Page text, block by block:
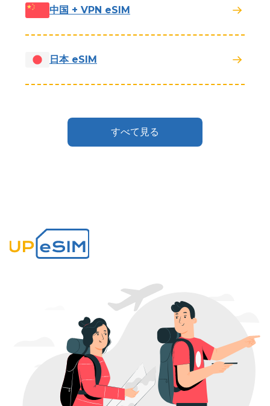
中国 + VPN eSIM
日本 eSIM
すべて見る